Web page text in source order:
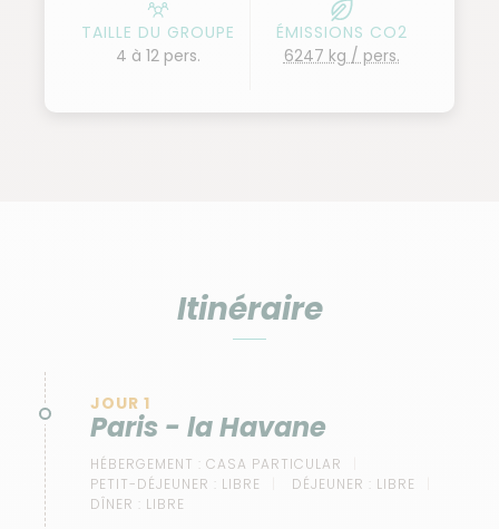
montagne tabulaire "Yunque" qui domine Baracoa.
Enfin, nous retournons vers l'ouest en faisant étape
voyage à La Havane.
TAILLE DU GROUPE
4 à 12 pers.
ÉMISSIONS CO2
6247 kg / pers.
Itinéraire
JOUR 1
Paris - la Havane
HÉBERGEMENT : CASA PARTICULAR
PETIT-DÉJEUNER : LIBRE DÉJEUNER : LIBRE
DÎNER : LIBRE